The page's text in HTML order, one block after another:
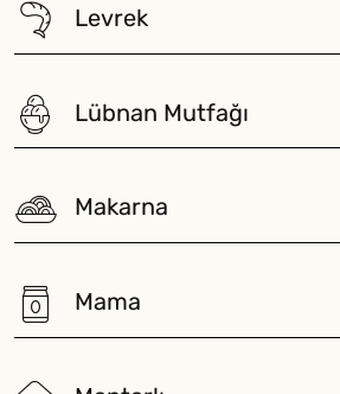
Levrek
Lübnan Mutfağı
Makarna
Mama